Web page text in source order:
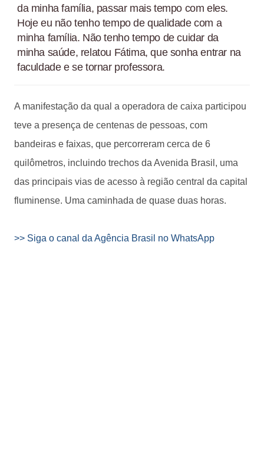
da minha família, passar mais tempo com eles.
Hoje eu não tenho tempo de qualidade com a
minha família. Não tenho tempo de cuidar da
minha saúde, relatou Fátima, que sonha entrar na
faculdade e se tornar professora.
A manifestação da qual a operadora de caixa participou
teve a presença de centenas de pessoas, com
bandeiras e faixas, que percorreram cerca de 6
quilômetros, incluindo trechos da Avenida Brasil, uma
das principais vias de acesso à região central da capital
fluminense. Uma caminhada de quase duas horas.
>> Siga o canal da Agência Brasil no WhatsApp